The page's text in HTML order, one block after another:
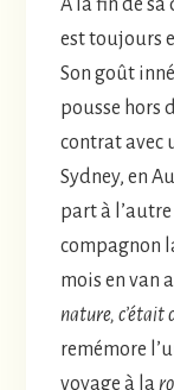
À la fin de sa
est toujours
Son goût
pousse hors
contrat avec
Sydney, en
part à
compagnon
mois en van
nature, c’était
remémore
voyage à la